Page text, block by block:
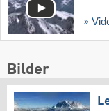
Bilder